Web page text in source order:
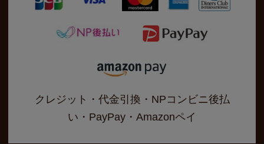
クレジット・代金引換・NPコンビニ後払
い・PayPay・Amazonペイ